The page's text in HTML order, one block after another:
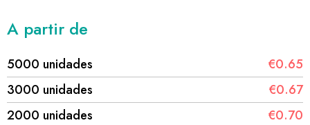
A partir de
5000 unidades
€0.65
3000 unidades
€0.67
2000 unidades
€0.70